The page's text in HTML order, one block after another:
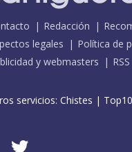
Redacción
legales
Política de
y webmasters
RSS
servicios: Chistes |